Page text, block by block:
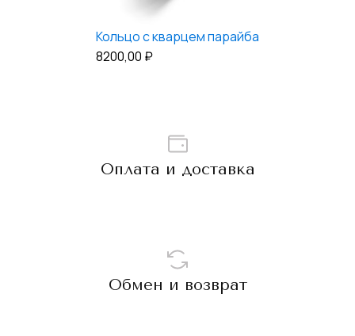
Кольцо c кварцем парайба
8200,00 ₽
Оплата и доставка
Обмен и возврат